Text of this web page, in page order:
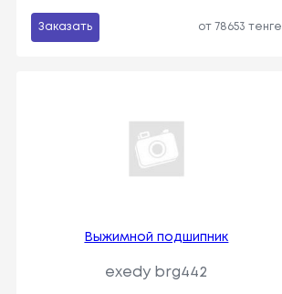
Заказать от 78653 тенге
Выжимной подшипник
exedy brg442